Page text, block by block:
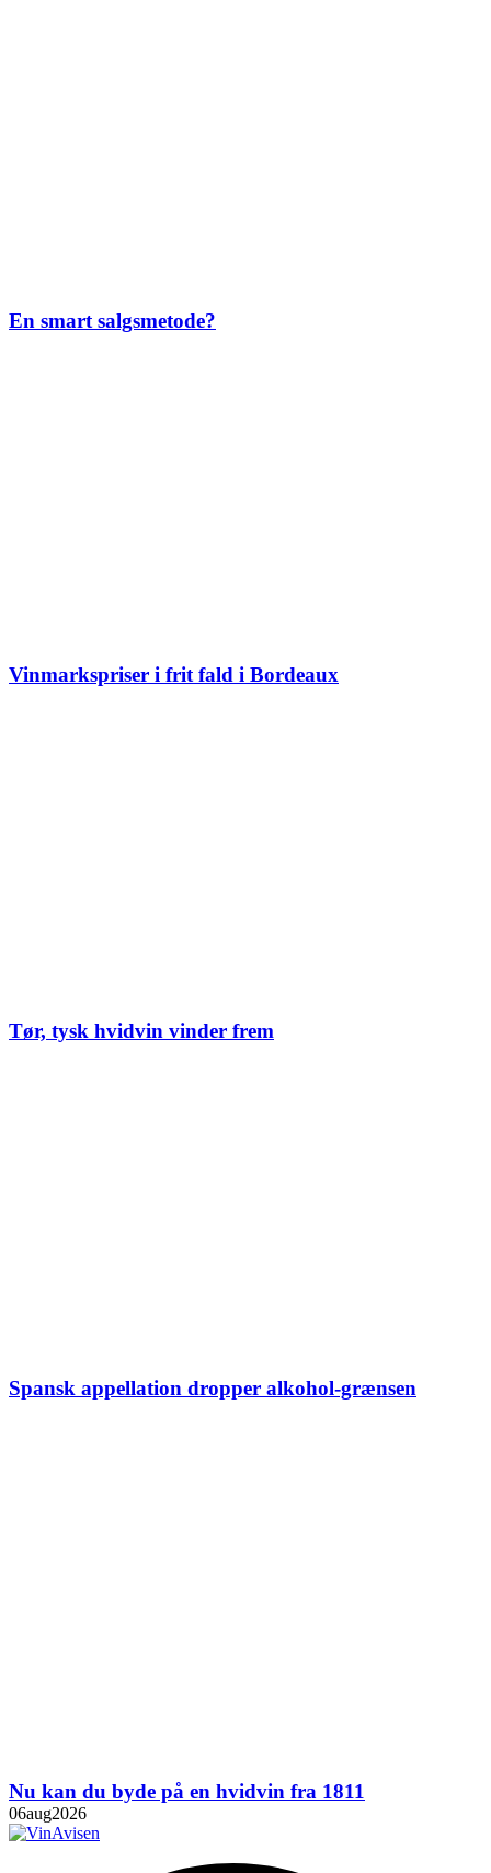
En smart salgsmetode?
Vinmarkspriser i frit fald i Bordeaux
Tør, tysk hvidvin vinder frem
Spansk appellation dropper alkohol-grænsen
Nu kan du byde på en hvidvin fra 1811
06aug2026